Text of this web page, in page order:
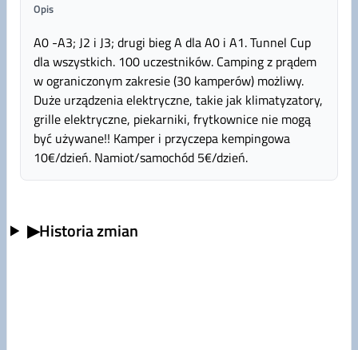
Opis
A0 -A3; J2 i J3; drugi bieg A dla A0 i A1. Tunnel Cup
dla wszystkich. 100 uczestników. Camping z prądem
w ograniczonym zakresie (30 kamperów) możliwy.
Duże urządzenia elektryczne, takie jak klimatyzatory,
grille elektryczne, piekarniki, frytkownice nie mogą
być używane!! Kamper i przyczepa kempingowa
10€/dzień. Namiot/samochód 5€/dzień.
▶Historia zmian